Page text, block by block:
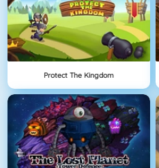
Protect The Kingdom